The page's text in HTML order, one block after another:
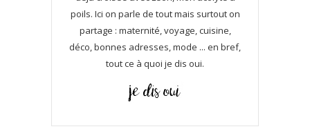
poils. Ici on parle de tout mais surtout on
partage : maternité, voyage, cuisine,
déco, bonnes adresses, mode ... en bref,
tout ce à quoi je dis oui.